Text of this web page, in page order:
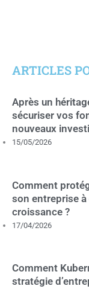
ARTICLES
Après un
sécuriser vos
nouveaux
15/05/2026
Comment
son entreprise à
croissance ?
17/04/2026
Comment
stratégie